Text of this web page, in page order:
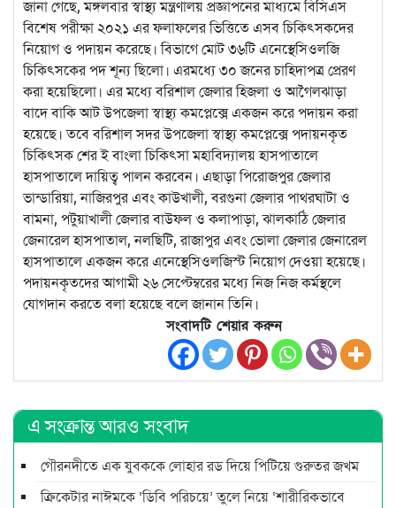
জানা গেছে, মঙ্গলবার স্বাস্থ্য মন্ত্রণালয় প্রজ্ঞাপনের মাধ্যমে বিসিএস
বিশেষ পরীক্ষা ২০২১ এর ফলাফলের ভিত্তিতে এসব চিকিৎসকদের
নিয়োগ ও পদায়ন করেছে। বিভাগে মোট ৩৬টি এনেস্থেসিওলজি
চিকিৎসকের পদ শূন্য ছিলো। এরমধ্যে ৩০ জনের চাহিদাপত্র প্রেরণ
করা হয়েছিলো। এর মধ্যে বরিশাল জেলার হিজলা ও আগৈলঝাড়া
বাদে বাকি আট উপজেলা স্বাস্থ্য কমপ্লেক্সে একজন করে পদায়ন করা
হয়েছে। তবে বরিশাল সদর উপজেলা স্বাস্থ্য কমপ্লেক্সে পদায়নকৃত
চিকিৎসক শের ই বাংলা চিকিৎসা মহাবিদ্যালয় হাসপাতালে
হাসপাতালে দায়িত্ব পালন করবেন। এছাড়া পিরোজপুর জেলার
ভান্ডারিয়া, নাজিরপুর এবং কাউখালী, বরগুনা জেলার পাথরঘাটা ও
বামনা, পটুয়াখালী জেলার বাউফল ও কলাপাড়া, ঝালকাঠি জেলার
জেনারেল হাসপাতাল, নলছিটি, রাজাপুর এবং ভোলা জেলার জেনারেল
হাসপাতালে একজন করে এনেস্থেসিওলজিস্ট নিয়োগ দেওয়া হয়েছে।
পদায়নকৃতদের আগামী ২৬ সেপ্টেম্বরের মধ্যে নিজ নিজ কর্মস্থলে
যোগদান করতে বলা হয়েছে বলে জানান তিনি।
সংবাদটি শেয়ার করুন
এ সংক্রান্ত আরও সংবাদ
গৌরনদীতে এক যুবককে লোহার রড দিয়ে পিটিয়ে গুরুতর জখম
ক্রিকেটার নাঈমকে ‘ডিবি পরিচয়ে’ তুলে নিয়ে ‘শারীরিকভাবে